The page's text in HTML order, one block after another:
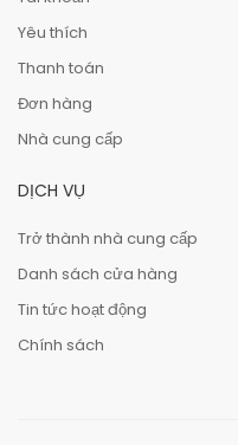
Yêu thích
Thanh toán
Đơn hàng
Nhà cung cấp
DỊCH VỤ
Trở thành nhà cung cấp
Danh sách cửa hàng
Tin tức hoạt động
Chính sách